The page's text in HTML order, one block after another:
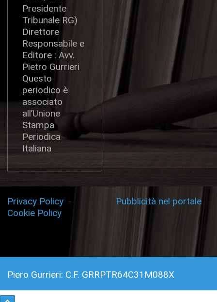
Presidente
Tribunale RG)
Direttore
Responsabile e
Editore : Avv.
Pietro Gurrieri
Questo
periodico è
associato
all’Unione
Stampa
Periodica
Italiana
Privacy Policy -
Cookie Policy
Pubblicità nel portale
Piero Gurrieri: C.F. GRRPTR64C31M088X